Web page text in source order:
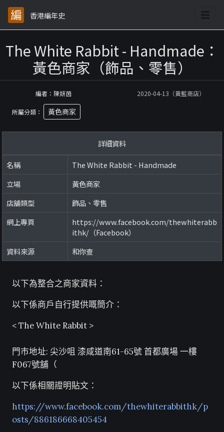
香港編年史
The White Rabbit - Handmade：
黃色商家（飾品、零售）
編者：陳妍茵 2020-04-13（黃藍商店）
所屬分類： 黃色商家
詳細資料
名稱
The White Rabbit - Handmade
立場
黃色商家
店舖類型
飾品、零售
網上專頁
https://www.facebook.com/thewhiterabb
ithk/（Facebook）
資料來源
和你查
以下為整合之商家資料：
以下係商戶自行提供嘅簡介：
< The White Rabbit >
門市地址: 尖沙咀 漆咸道南61-65號 首都廣場 一樓
F067號舖（
以下係相關證明貼文：
https://www.facebook.com/thewhiterabbithk/p
osts/886186668405454